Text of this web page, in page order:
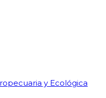
y Ecológica